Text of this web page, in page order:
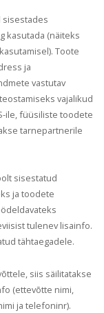
sisestades
kasutada (näiteks
Toote
ja
vastutav
vajalikud
ile, füüsiliste toodete
tarnepartnerile
sisestatud
ja toodete
tulenev lisainfo.
tähtaegadele.
siis säilitatakse
(ettevõtte nimi,
ja telefoninr).